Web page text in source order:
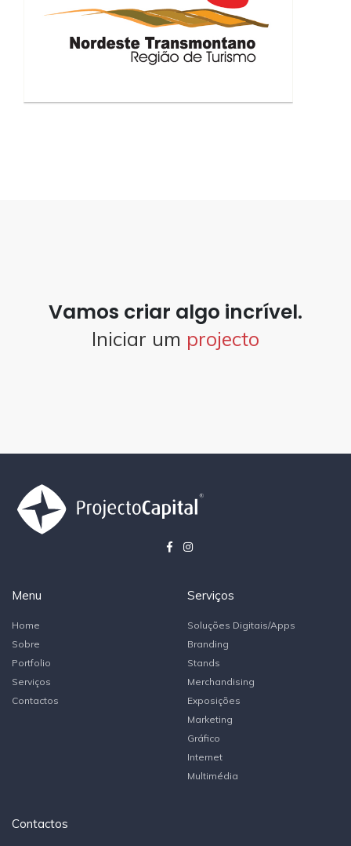
Vamos criar algo incrível.
Iniciar um projecto
Menu
Home
Sobre
Portfolio
Serviços
Contactos
Serviços
Soluções Digitais/Apps
Branding
Stands
Merchandising
Exposições
Marketing
Gráfico
Internet
Multimédia
Contactos